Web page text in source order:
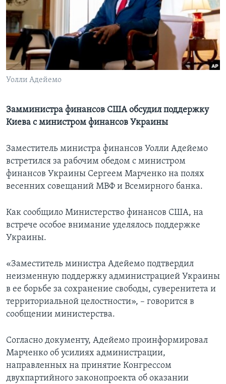
Learning English
СОЦИАЛЬНЫЕ СЕТИ
Уолли Адейемо
Замминистра финансов США обсудил поддержку
Киева с министром финансов Украины
Заместитель министра финансов Уолли Адейемо
встретился за рабочим обедом с министром
финансов Украины Сергеем Марченко на полях
весенних совещаний МВФ и Всемирного банка.
Как сообщило Министерство финансов США, на
встрече особое внимание уделялось поддержке
Украины.
«Заместитель министра Адейемо подтвердил
неизменную поддержку администрацией Украины
в ее борьбе за сохранение свободы, суверенитета и
территориальной целостности», – говорится в
сообщении министерства.
Согласно документу, Адейемо проинформировал
Марченко об усилиях администрации,
направленных на принятие Конгрессом
двухпартийного законопроекта об оказании